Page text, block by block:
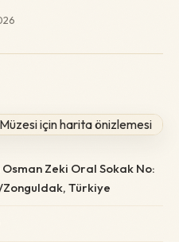
Zeki Oral Sokak No:
Türkiye